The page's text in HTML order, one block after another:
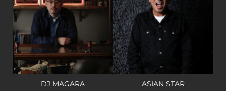
DJ MAGARA ASIAN STAR